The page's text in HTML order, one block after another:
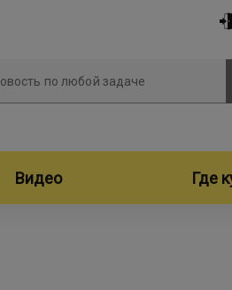
по любой задаче
Видео Где